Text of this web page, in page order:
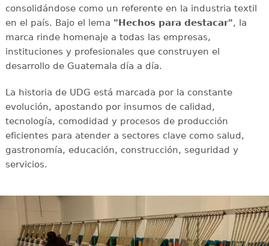
consolidándose como un referente en la industria textil
en el país. Bajo el lema "Hechos para destacar", la
marca rinde homenaje a todas las empresas,
instituciones y profesionales que construyen el
desarrollo de Guatemala día a día.
La historia de UDG está marcada por la constante
evolución, apostando por insumos de calidad,
tecnología, comodidad y procesos de producción
eficientes para atender a sectores clave como salud,
gastronomía, educación, construcción, seguridad y
servicios.